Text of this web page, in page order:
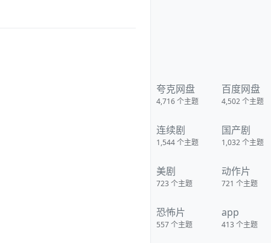
夸克网盘
4,716个主题
百度网盘
4,502 个主题
连续剧
1,544 个主题
国产剧
1,032个主题
美剧
723 个主题
动作片
721个主题
恐怖片
557 个主题
app
413个主题